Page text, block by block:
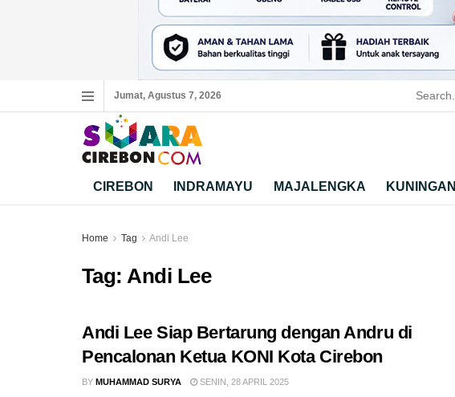
Jumat, Agustus 7, 2026
CIREBON INDRAMAYU MAJALENGKA KUNINGAN
Home Tag Andi Lee
Tag:Andi Lee
Andi Lee Siap Bertarung dengan Andru di
Pencalonan Ketua KONI Kota Cirebon
BY MUHAMMAD SURYA SENIN, 28 APRIL 2025